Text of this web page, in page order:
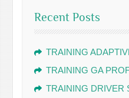
Recent Posts
TRAINING
TRAINING GA
TRAINING DRIVER